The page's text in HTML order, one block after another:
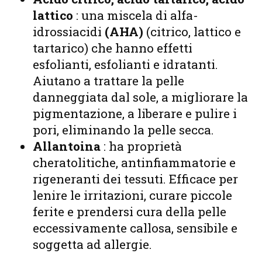
lattico : una miscela di alfa-
idrossiacidi (AHA) (citrico, lattico e
tartarico) che hanno effetti
esfolianti, esfolianti e idratanti.
Aiutano a trattare la pelle
danneggiata dal sole, a migliorare la
pigmentazione, a liberare e pulire i
pori, eliminando la pelle secca.
Allantoina : ha proprietà
cheratolitiche, antinfiammatorie e
rigeneranti dei tessuti. Efficace per
lenire le irritazioni, curare piccole
ferite e prendersi cura della pelle
eccessivamente callosa, sensibile e
soggetta ad allergie.